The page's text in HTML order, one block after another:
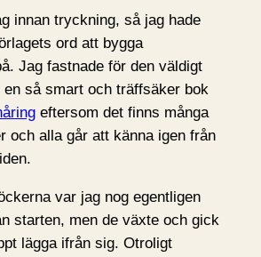
innan tryckning, så jag hade
ord att bygga
Jag fastnade för den väldigt
en så smart och träffsäker bok
eftersom det finns många
och alla går att känna igen från
var jag nog egentligen
starten, men de växte och gick
lägga ifrån sig. Otroligt